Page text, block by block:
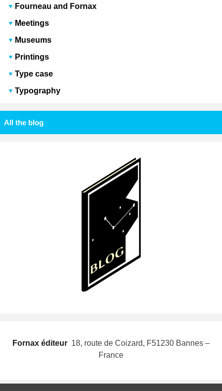
Fourneau and Fornax
Meetings
Museums
Printings
Type case
Typography
All the blog
Fornax éditeur  18, route de Coizard, F51230 Bannes –
France